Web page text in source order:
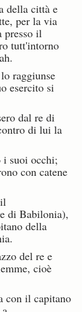
della città e
per la via
presso il
tutt'intorno
raggiunse
esercito si
dal re di
di lui la
suoi occhi;
con catene
di Babilonia),
della
del re e
cioè
con il capitano